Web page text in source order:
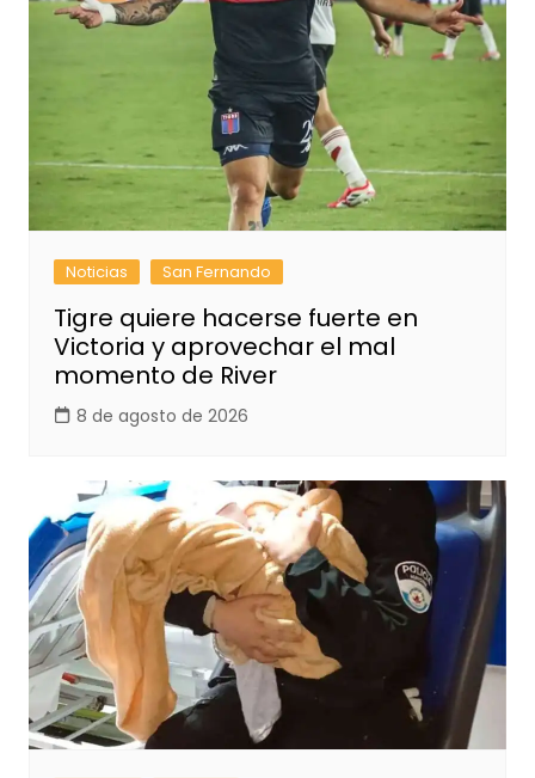
Noticias San Fernando
Tigre quiere hacerse fuerte en
Victoria y aprovechar el mal
momento de River
8 de agosto de 2026